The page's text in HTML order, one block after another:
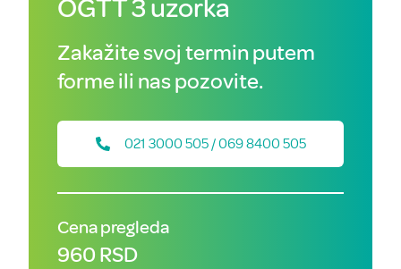
OGTT 3 uzorka
Zakažite svoj termin putem
forme ili nas pozovite.
021 3000 505 / 069 8400 505
Cena pregleda
960 RSD